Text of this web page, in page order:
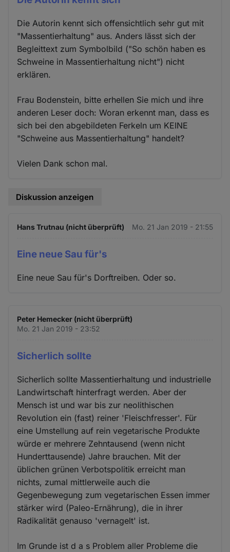
Die Autorin kennt sich offensichtlich sehr gut mit
"Massentierhaltung" aus. Anders lässt sich der
Begleittext zum Symbolbild ("So schön haben es
Schweine in Massentierhaltung nicht") nicht
erklären.
Frau Bodenstein, bitte erhellen Sie mich und ihre
anderen Leser doch: Woran erkennt man, dass es
sich bei den abgebildeten Ferkeln um KEINE
"Schweine aus Massentierhaltung" handelt?
Vielen Dank schon mal.
Diskussion anzeigen
Hans Trutnau (nicht überprüft) Mo. 21 Jan 2019 - 21:55
Eine neue Sau für's
Eine neue Sau für's Dorftreiben. Oder so.
Peter Hemecker (nicht überprüft)
Mo. 21 Jan 2019 - 23:52
Sicherlich sollte
Sicherlich sollte Massentierhaltung und industrielle
Landwirtschaft hinterfragt werden. Aber der
Mensch ist und war bis zur neolithischen
Revolution ein (fast) reiner 'Fleischfresser'. Für
eine Umstellung auf rein vegetarische Produkte
würde er mehrere Zehntausend (wenn nicht
Hunderttausende) Jahre brauchen. Mit der
üblichen grünen Verbotspolitik erreicht man
nichts, zumal mittlerweile auch die
Gegenbewegung zum vegetarischen Essen immer
stärker wird (Paleo-Ernährung), die in ihrer
Radikalität genauso 'vernagelt' ist.
Im Grunde ist d a s Problem aller Probleme die